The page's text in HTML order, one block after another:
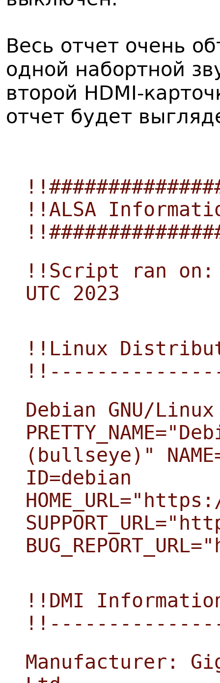
Весь отчет очень
одной набортной
второй HDMI-
отчет будет
!!ALSA
!!Script ran on:
UTC 2023
!!Linux
Debian GNU/
(bullseye)"
ID=debian
!!DMI
Manufacturer: